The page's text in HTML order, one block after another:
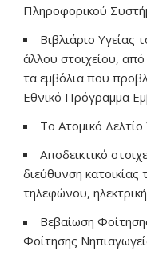
Πληροφορικού
Βιβλιάριο Υγείας
άλλου στοιχείου,
τα εμβόλια που
Εθνικό Πρόγραμμα
Το Ατομικό
Αποδεικτικό
διεύθυνση
τηλεφώνου,
Βεβαίωση
Φοίτησης